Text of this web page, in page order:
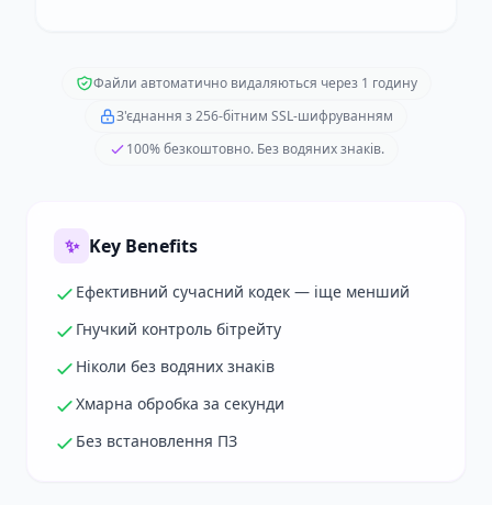
Файли автоматично видаляються через 1 годину
З'єднання з 256-бітним SSL-шифруванням
100% безкоштовно. Без водяних знаків.
✨ Key Benefits
Ефективний сучасний кодек — іще менший
Гнучкий контроль бітрейту
Ніколи без водяних знаків
Хмарна обробка за секунди
Без встановлення ПЗ